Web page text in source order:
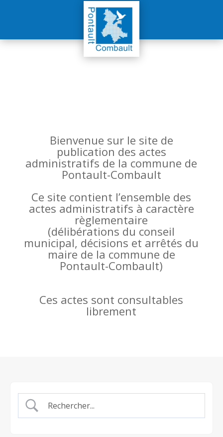
Bienvenue sur le site de
publication des actes
administratifs de la commune de
Pontault-Combault
Ce site contient l’ensemble des
actes administratifs à caractère
règlementaire
(délibérations du conseil
municipal, décisions et arrêtés du
maire de la commune de
Pontault-Combault)
Ces actes sont consultables
librement